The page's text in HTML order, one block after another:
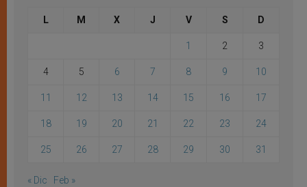
L M X J V S D
1 2 3
4 5 6 7 8 9 10
11 12 13 14 15 16 17
18 19 20 21 22 23 24
25 26 27 28 29 30 31
« Dic Feb »